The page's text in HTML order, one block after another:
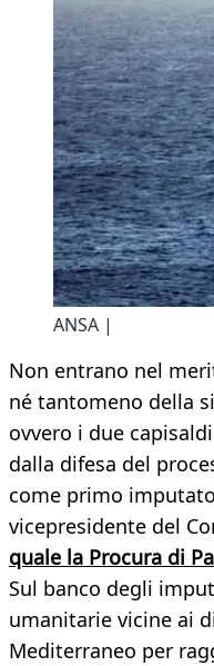
ANSA |
Non entrano nel
né tantomeno della
ovvero i due
dalla difesa del
come primo
vicepresidente del
quale la Procura di
Sul banco degli
umanitarie vicine ai
Mediterraneo per